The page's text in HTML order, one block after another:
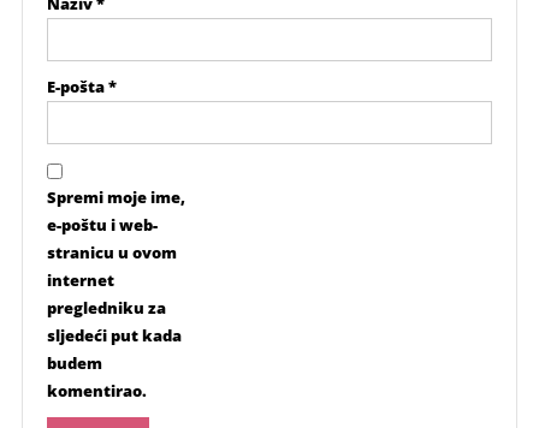
E-pošta*
Spremi moje ime,
e-poštu i web-
stranicu u ovom
internet
pregledniku za
sljedeći put kada
budem
komentirao.